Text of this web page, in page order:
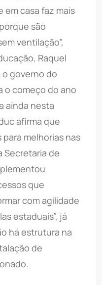
casa faz mais
são
ventilação”,
Raquel
o governo do
o começo do ano
ainda nesta
afirma que
melhorias nas
Secretaria de
que
com agilidade
estaduais”, já
há estrutura na
de